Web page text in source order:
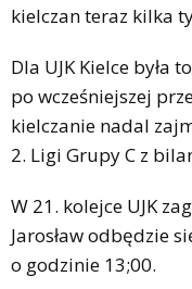
kielczan teraz kilka
Dla UJK Kielce była
po wcześniejszej
kielczanie nadal
2. Ligi Grupy C z
W 21. kolejce UJK
Jarosław odbędzie
o godzinie 13;00.